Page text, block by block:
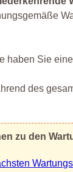
haben Sie
des
zu den